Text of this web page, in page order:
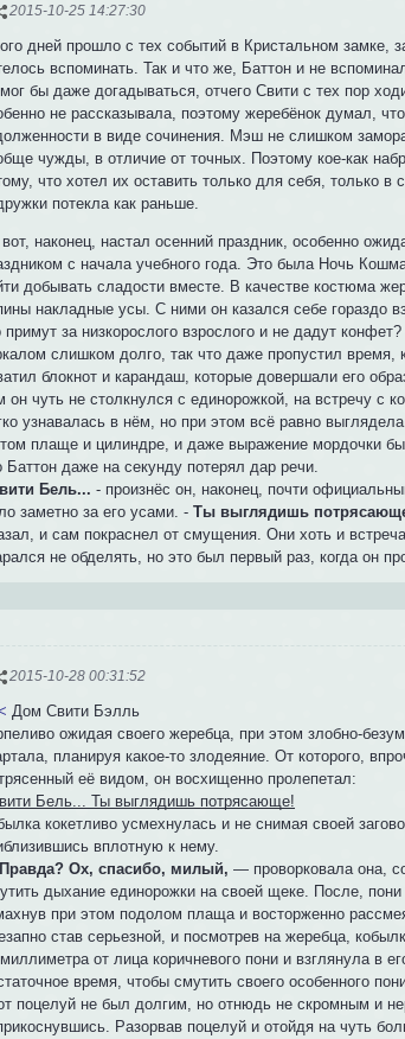
2015-10-25 14:27:30
дней прошло с тех событий в Кристальном замке,
вспоминать. Так и что же, Баттон и не
бы даже догадываться, отчего Свити с тех пор
не рассказывала, поэтому жеребёнок думал,
в виде сочинения. Мэш не слишком
чужды, в отличие от точных. Поэтому кое-как
что хотел их оставить только для себя, только
потекла как раньше.
наконец, настал осенний праздник, особенно
с начала учебного года. Это была Ночь
добывать сладости вместе. В качестве костюма
накладные усы. С ними он казался себе
примут за низкорослого взрослого и не дадут
слишком долго, так что даже пропустил
блокнот и карандаш, которые довершали его
он чуть не столкнулся с единорожкой, на встречу
узнавалась в нём, но при этом всё равно
плаще и цилиндре, и даже выражение мордочки
Баттон даже на секунду потерял дар речи.
Бель... - произнёс он, наконец, почти
заметно за его усами. -Ты выглядишь
и сам покраснел от смущения. Они хоть и
не обделять, но это был первый раз, когда он
2015-10-28 00:31:52
Дом Свити Бэлль
ожидая своего жеребца, при этом злобно-
планируя какое-то злодеяние. От которого,
её видом, он восхищенно пролепетал:
Бель... Ты выглядишь потрясающе!
кокетливо усмехнулась и не снимая своей
вплотную к нему.
Ох, спасибо, милый, — проворковала она,
дыхание единорожки на своей щеке. После, пони
при этом подолом плаща и восторженно
став серьезной, и посмотрев на жеребца,
от лица коричневого пони и взглянула в
время, чтобы смутить своего особенного
поцелуй не был долгим, но отнюдь не скромным и
Разорвав поцелуй и отойдя на чуть